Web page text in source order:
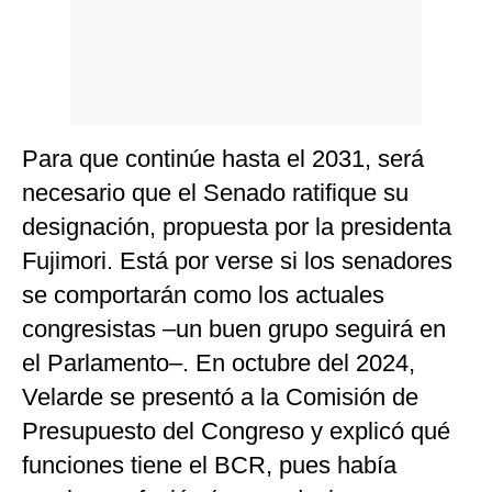
Para que continúe hasta el 2031, será
necesario que el Senado ratifique su
designación, propuesta por la presidenta
Fujimori. Está por verse si los senadores
se comportarán como los actuales
congresistas –un buen grupo seguirá en
el Parlamento–. En octubre del 2024,
Velarde se presentó a la Comisión de
Presupuesto del Congreso y explicó qué
funciones tiene el BCR, pues había